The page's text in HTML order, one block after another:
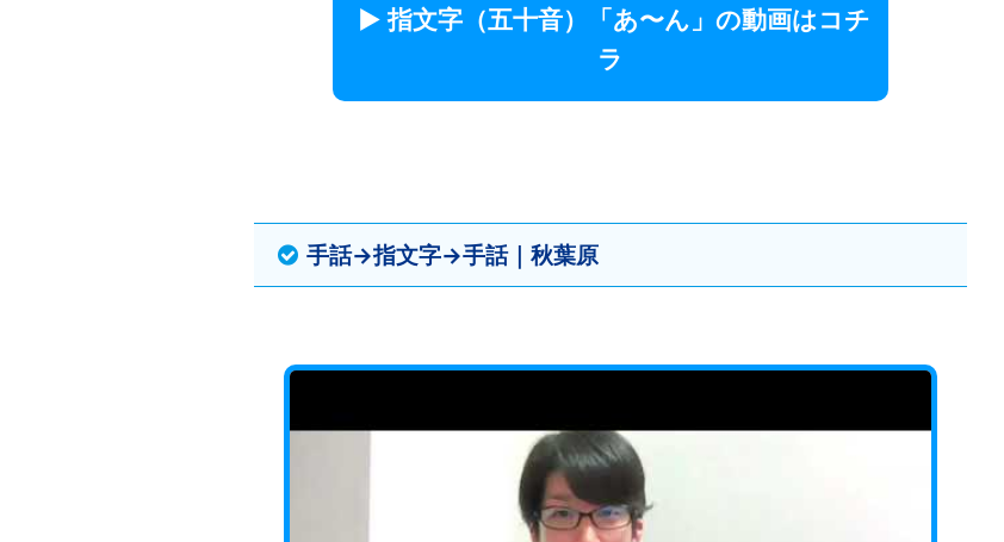
▶ 指文字（五十音）「あ〜ん」の動画はコチ
ラ
手話→指文字→手話｜秋葉原